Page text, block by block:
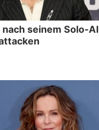
seinem Solo-